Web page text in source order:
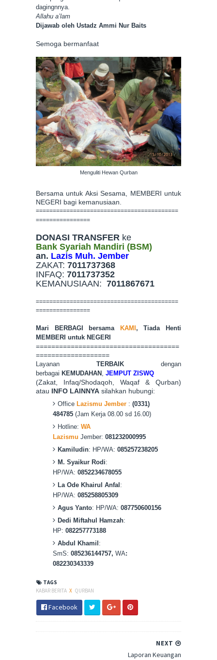
dagingnnya.
Allahu a’lam
Dijawab oleh Ustadz Ammi Nur Baits
Semoga bermanfaat
Menguliti Hewan Qurban
Bersama untuk Aksi Sesama, MEMBERI untuk
NEGERI bagi kemanusiaan.
==========================================
================
DONASI TRANSFER ke
Bank Syariah Mandiri (BSM)
an. Lazis Muh. Jember
ZAKAT: 7011737368
INFAQ: 7011737352
KEMANUSIAAN: 7011867671
==========================================
================
Mari BERBAGI bersama KAMI , Tiada Henti
MEMBERI untuk NEGERI
=====================================
===================
Layanan TERBAIK dengan
berbagai KEMUDAHAN , JEMPUT ZISWQ
(Zakat, Infaq/Shodaqoh, Waqaf & Qurban)
atau INFO LAINNYA silahkan hubungi:
Office Lazismu Jember : (0331)
484785 (Jam Kerja 08.00 sd 16.00)
Hotline: WA
Lazismu Jember: 081232000995
Kamiludin: HP/WA: 085257238205
M. Syaikur Rodi:
HP/WA: 0852234678055
La Ode Khairul Anfal :
HP/WA: 085258805309
Agus Yanto: HP/WA: 087750600156
Dedi Miftahul Hamzah:
HP: 082257773188
Abdul Khamil :
SmS: 085236144757, WA:
082230343339
TAGS
KABAR BERITA X QURBAN
Facebook
NEXT
Laporan Keuangan